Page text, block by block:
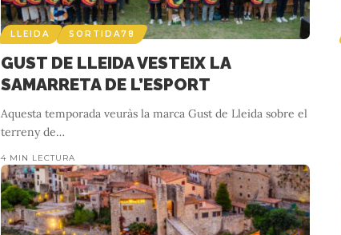
LLEIDA SORTIDA78
GUST DE LLEIDA VESTEIX LA
SAMARRETA DE L’ESPORT
Aquesta temporada veuràs la marca Gust de Lleida sobre el
terreny de…
4 MIN LECTURA